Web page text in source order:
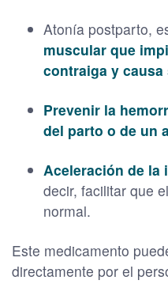
Atonía postparto,
muscular que
contraiga y
Prevenir la
del parto o de un
Aceleración de la
decir, facilitar que
normal.
Este medicamento
directamente por el